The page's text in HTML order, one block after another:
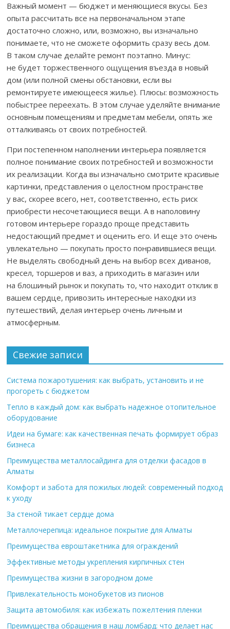
Важный момент — бюджет и меняющиеся вкусы. Без
опыта рассчитать все на первоначальном этапе
достаточно сложно, или, возможно, вы изначально
понимаете, что не сможете оформить сразу весь дом.
В таком случае делайте ремонт поэтапно. Минус:
не будет торжественного ощущения въезда в новый
дом (или полной смены обстановки, если вы
ремонтируете имеющееся жилье). Плюсы: возможность
побыстрее переехать. В этом случае уделяйте внимание
основным помещениям и предметам мебели, опять же
отталкиваясь от своих потребностей.
При постепенном наполнении интерьера появляется
полное понимание своих потребностей и возможности
их реализации. Когда вы изначально смотрите красивые
картинки, представления о целостном пространстве
у вас, скорее всего, нет, соответственно, есть риск
приобрести несочетающиеся вещи. А в наполовину
готовом интерьере гораздо проще представить
недостающий предмет и оценить его. И еще это очень
увлекательно — покупать просто понравившиеся вещи.
Не выделять свободный день на выбор всех диванов,
кресел, торшеров и ваз, а приходить в магазин или
на блошиный рынок и покупать то, что находит отклик в
вашем сердце, привозить интересные находки из
путешествий, делая интерьер очень личным и
атмосферным.
Свежие записи
Система пожаротушения: как выбрать, установить и не
прогореть с бюджетом
Тепло в каждый дом: как выбрать надежное отопительное
оборудование
Идеи на бумаге: как качественная печать формирует образ
бизнеса
Преимущества металлосайдинга для отделки фасадов в
Алматы
Комфорт и забота для пожилых людей: современный подход
к уходу
За стеной тикает сердце дома
Металлочерепица: идеальное покрытие для Алматы
Преимущества евроштакетника для ограждений
Эффективные методы укрепления кирпичных стен
Преимущества жизни в загородном доме
Привлекательность монобукетов из пионов
Защита автомобиля: как избежать пожелтения пленки
Преимущества обращения в наш ломбард: что делает нас